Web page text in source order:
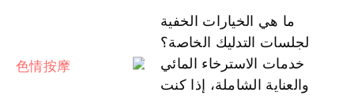
ما هي الخيارات الخفية
لجلسات التدليك الخاصة؟
خدمات الاسترخاء المائي
والعناية الشاملة، إذا كنت